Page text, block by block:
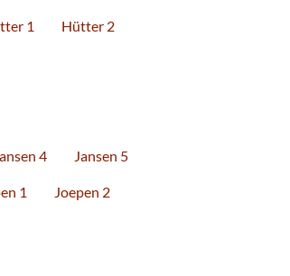
1 Hütter 2
4 Jansen 5
1 Joepen 2